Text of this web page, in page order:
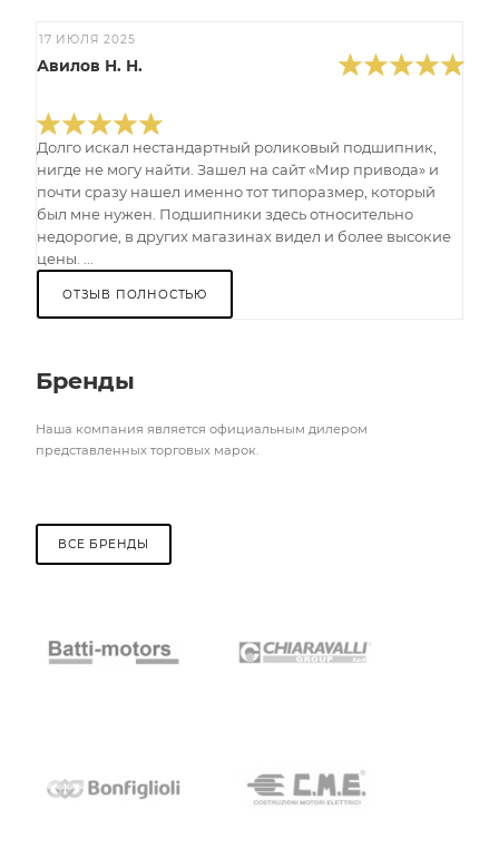
17 ИЮЛЯ 2025
Авилов Н. Н.
Долго искал нестандартный роликовый подшипник,
нигде не могу найти. Зашел на сайт «Мир привода» и
почти сразу нашел именно тот типоразмер, который
был мне нужен. Подшипники здесь относительно
недорогие, в других магазинах видел и более высокие
цены. ...
ОТЗЫВ ПОЛНОСТЬЮ
Бренды
Наша компания является официальным дилером
представленных торговых марок.
ВСЕ БРЕНДЫ